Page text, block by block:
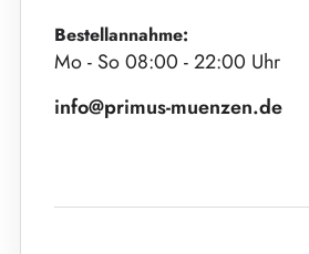
Bestellannahme:
Mo - So 08:00 - 22:00 Uhr
info@primus-muenzen.de